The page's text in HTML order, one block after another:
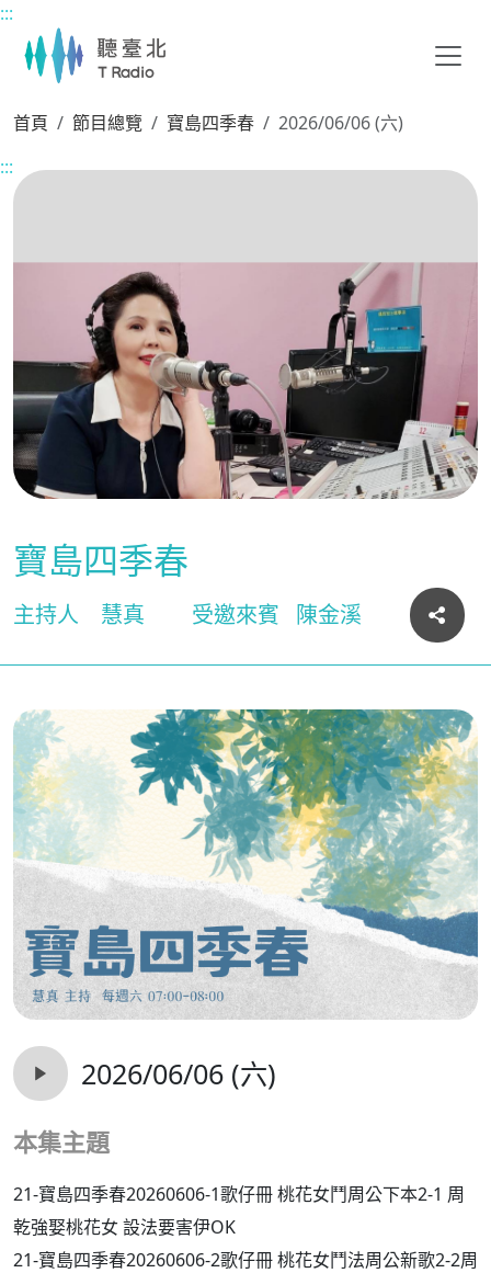
主要內容區塊
:::
首頁 節目總覽 寶島四季春
2026/06/06 (六)
:::
寶島四季春
主持人 慧真 受邀來賓 陳金溪
2026/06/06 (六)
本集主題
21-寶島四季春20260606-1歌仔冊 桃花女鬥周公下本2-1 周
乾強娶桃花女 設法要害伊OK
21-寶島四季春20260606-2歌仔冊 桃花女鬥法周公新歌2-2周